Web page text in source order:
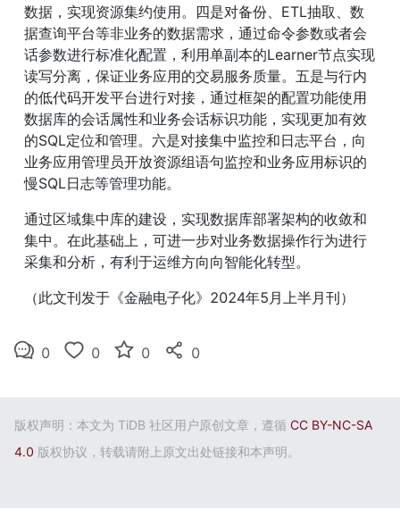
数据，实现资源集约使用。四是对备份、ETL抽取、数
据查询平台等非业务的数据需求，通过命令参数或者会
话参数进行标准化配置，利用单副本的Learner节点实现
读写分离，保证业务应用的交易服务质量。五是与行内
的低代码开发平台进行对接，通过框架的配置功能使用
数据库的会话属性和业务会话标识功能，实现更加有效
的SQL定位和管理。六是对接集中监控和日志平台，向
业务应用管理员开放资源组语句监控和业务应用标识的
慢SQL日志等管理功能。
通过区域集中库的建设，实现数据库部署架构的收敛和
集中。在此基础上，可进一步对业务数据操作行为进行
采集和分析，有利于运维方向向智能化转型。
（此文刊发于《金融电子化》2024年5月上半月刊）
0 0 0 0
版权声明：本文为 TiDB 社区用户原创文章，遵循 CC BY-NC-SA
4.0 版权协议，转载请附上原文出处链接和本声明。